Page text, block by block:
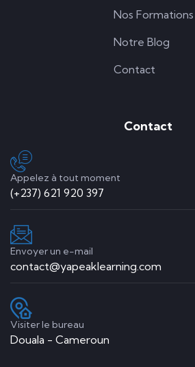
Nos Formations
Notre Blog
Contact
Contact
Appelez à tout moment
(+237) 621 920 397
Envoyer un e-mail
contact@yapeaklearning.com
Visiter le bureau
Douala - Cameroun